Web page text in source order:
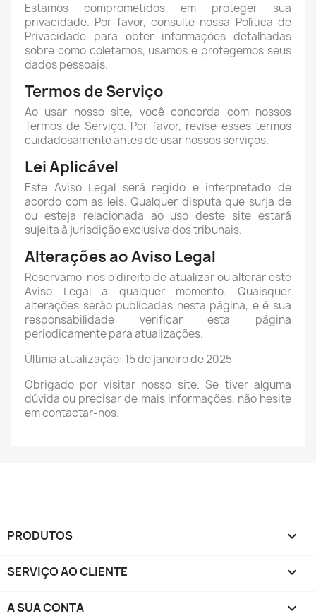
Estamos comprometidos em proteger sua
privacidade. Por favor, consulte nossa Política de
Privacidade para obter informações detalhadas
sobre como coletamos, usamos e protegemos seus
dados pessoais.
Termos de Serviço
Ao usar nosso site, você concorda com nossos
Termos de Serviço. Por favor, revise esses termos
cuidadosamente antes de usar nossos serviços.
Lei Aplicável
Este Aviso Legal será regido e interpretado de
acordo com as leis. Qualquer disputa que surja de
ou esteja relacionada ao uso deste site estará
sujeita à jurisdição exclusiva dos tribunais.
Alterações ao Aviso Legal
Reservamo-nos o direito de atualizar ou alterar este
Aviso Legal a qualquer momento. Quaisquer
alterações serão publicadas nesta página, e é sua
responsabilidade verificar esta página
periodicamente para atualizações.
Última atualização: 15 de janeiro de 2025
Obrigado por visitar nosso site. Se tiver alguma
dúvida ou precisar de mais informações, não hesite
em contactar-nos.
PRODUTOS 
SERVIÇO AO CLIENTE 
A SUA CONTA 